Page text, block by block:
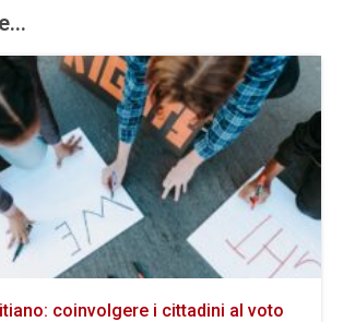
coinvolgere i cittadini al voto